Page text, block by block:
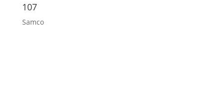
107
Samco